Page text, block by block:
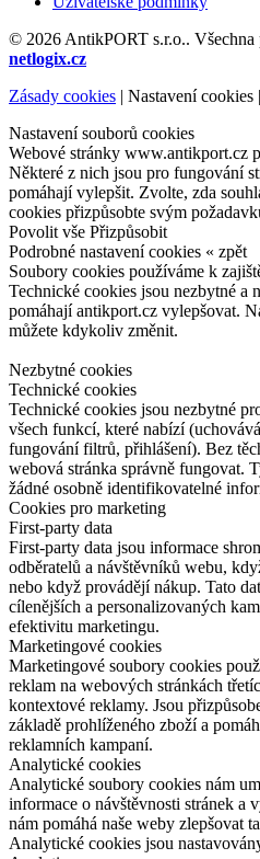
© 2026 AntikPORT s.r.o.. Všechna
netlogix.cz
Zásady cookies | Nastavení cookies |
Nastavení souborů cookies
Webové stránky www.antikport.cz
Některé z nich jsou pro fungování
pomáhají vylepšit. Zvolte, zda
cookies přizpůsobte svým
Povolit vše Přizpůsobit
Podrobné nastavení cookies « zpět
Soubory cookies používáme k
Technické cookies jsou nezbytné a
pomáhají antikport.cz vylepšovat.
můžete kdykoliv změnit.
Nezbytné cookies
Technické cookies
Technické cookies jsou nezbytné
všech funkcí, které nabízí
fungování filtrů, přihlášení). Bez
webová stránka správně fungovat.
žádné osobně identifikovatelné
Cookies pro marketing
First-party data
First-party data jsou informace
odběratelů a návštěvníků webu,
nebo když provádějí nákup. Tato
cílenějších a personalizovaných
efektivitu marketingu.
Marketingové cookies
Marketingové soubory cookies
reklam na webových stránkách
kontextové reklamy. Jsou
základě prohlíženého zboží a
reklamních kampaní.
Analytické cookies
Analytické soubory cookies nám
informace o návštěvnosti stránek a
nám pomáhá naše weby zlepšovat
Analytické cookies jsou